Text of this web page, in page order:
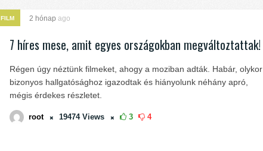
FILM 2 hónap ago
7 híres mese, amit egyes országokban megváltoztattak!
Régen úgy néztünk filmeket, ahogy a moziban adták. Habár, olykor
bizonyos hallgatósághoz igazodtak és hiányolunk néhány apró,
mégis érdekes részletet.
root 19474 Views 3 4